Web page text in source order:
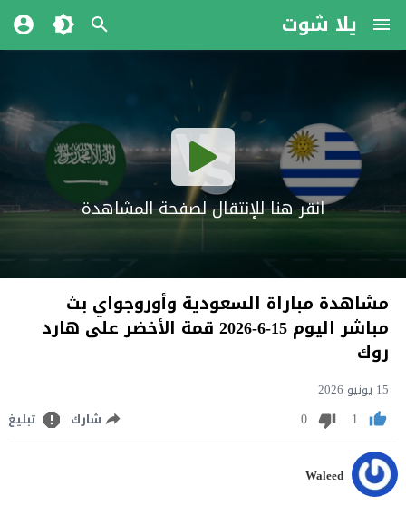
يلا شوت
انقر هنا للإنتقال لصفحة المشاهدة
مشاهدة مباراة السعودية وأوروجواي بث
مباشر اليوم 15-6-2026 قمة الأخضر على هارد
روك
15 يونيو 2026
1
0 شارك تبليغ
Waleed